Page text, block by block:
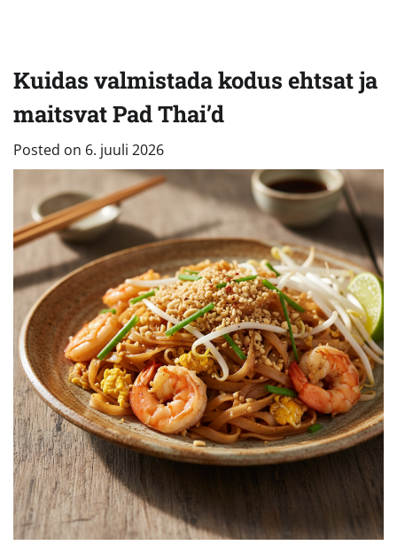
Kuidas valmistada kodus ehtsat ja
maitsvat Pad Thai’d
Posted on 6. juuli 2026